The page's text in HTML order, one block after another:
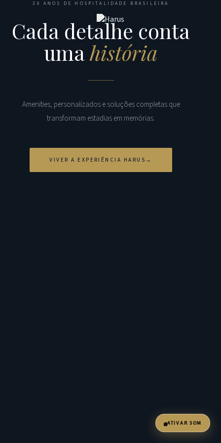
30 ANOS DE HOSPITALIDADE BRASILEIRA
Cada detalhe conta
umahistória
Amenities, personalizados e soluções completas que
transformam estadias em memórias.
VIVER A EXPERIÊNCIA HARUS
ATIVAR SOM